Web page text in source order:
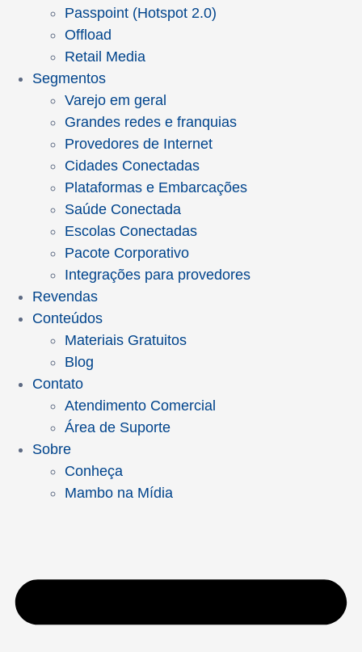
Passpoint (Hotspot 2.0)
Offload
Retail Media
Segmentos
Varejo em geral
Grandes redes e franquias
Provedores de Internet
Cidades Conectadas
Plataformas e Embarcações
Saúde Conectada
Escolas Conectadas
Pacote Corporativo
Integrações para provedores
Revendas
Conteúdos
Materiais Gratuitos
Blog
Contato
Atendimento Comercial
Área de Suporte
Sobre
Conheça
Mambo na Mídia